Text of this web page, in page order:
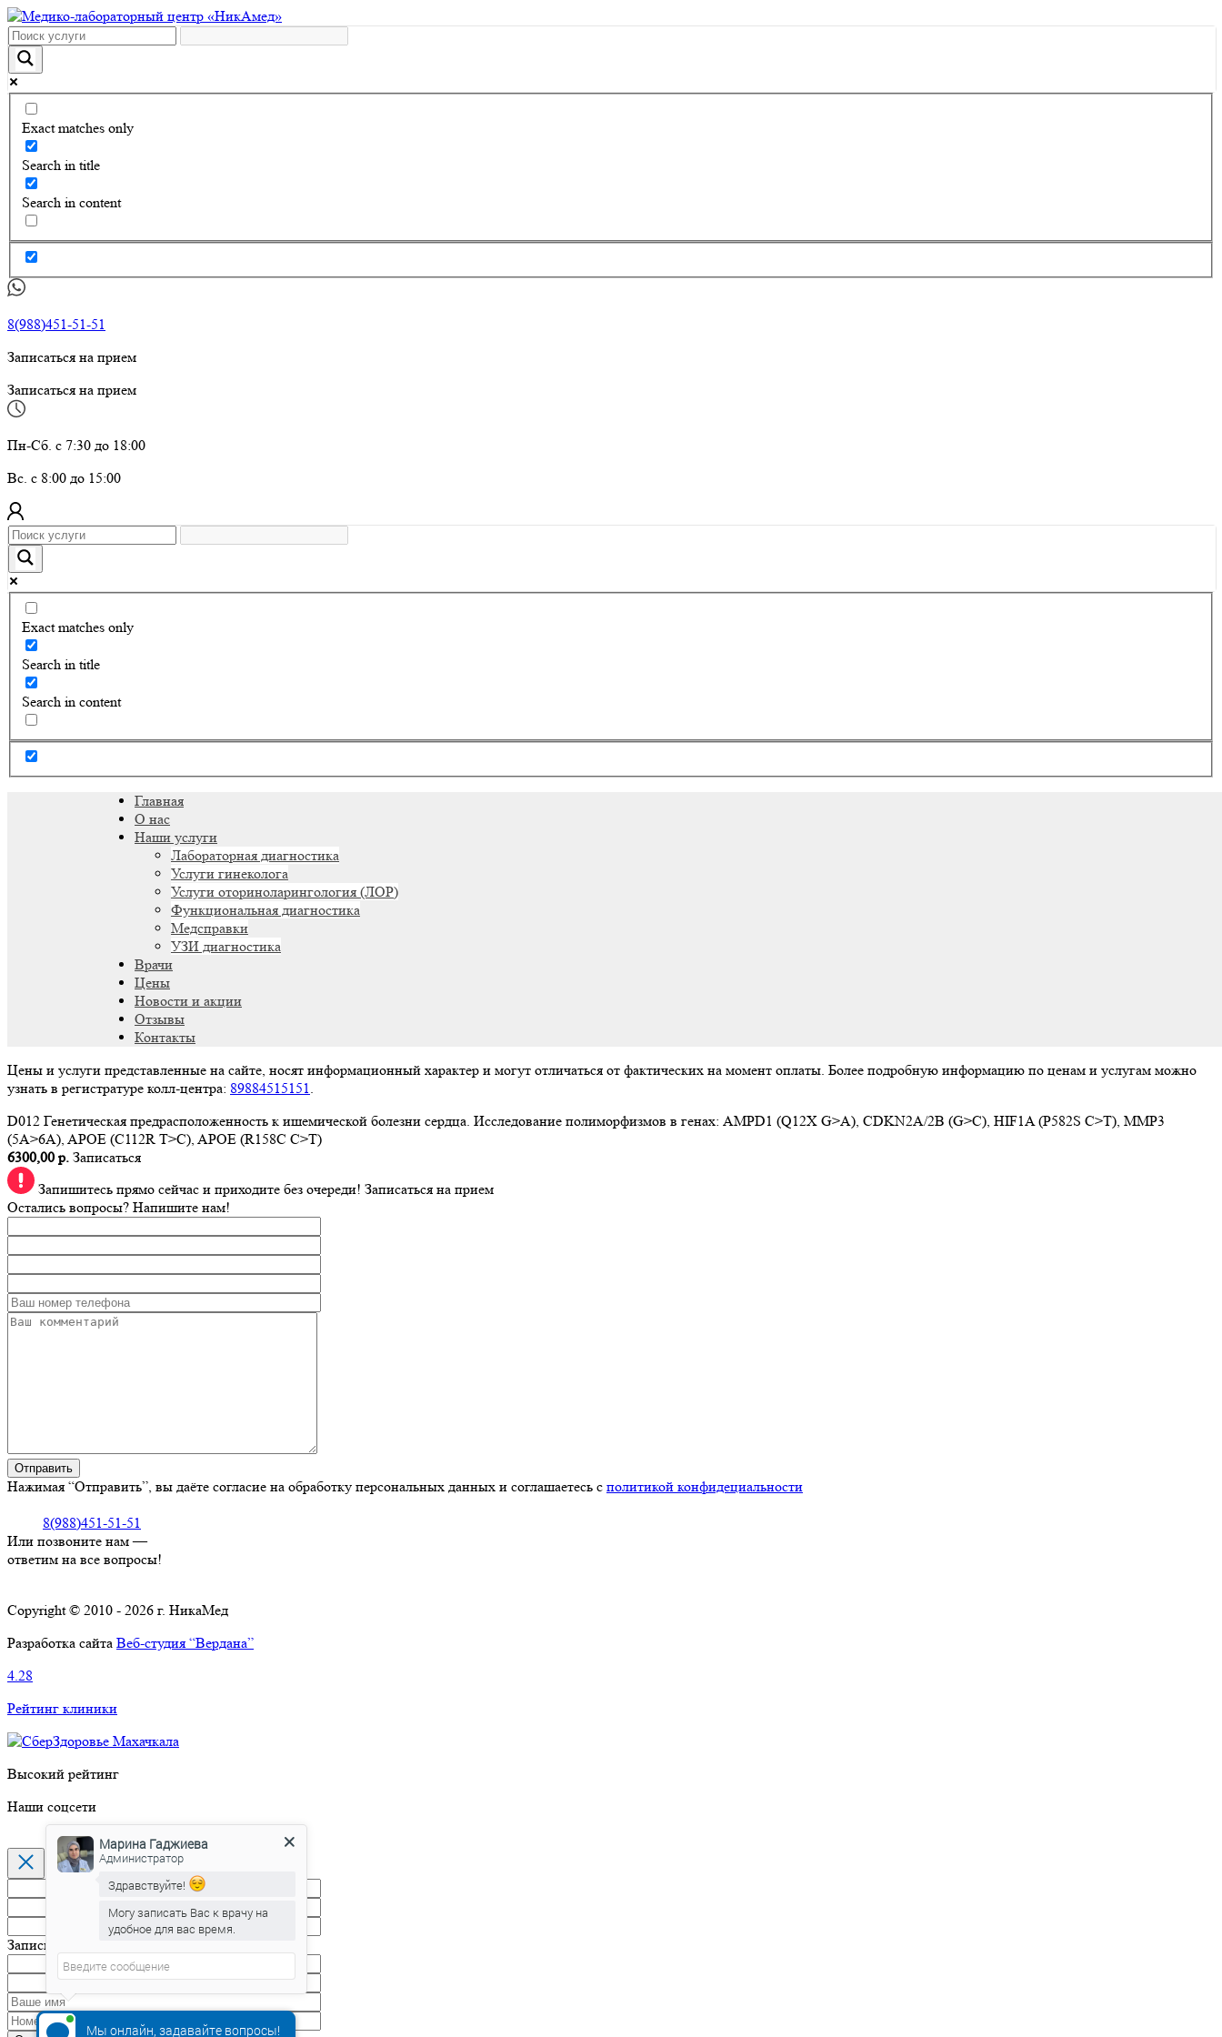
Exact matches only
Search in title
Search in content
8(988)451-51-51
Записаться на прием
Записаться на прием
Пн-Сб. с 7:30 до 18:00
Вс. с 8:00 до 15:00
Exact matches only
Search in title
Search in content
Главная
О нас
Наши услуги
Лабораторная диагностика
Услуги гинеколога
Услуги оториноларингология (ЛОР)
Функциональная диагностика
Медсправки
УЗИ диагностика
Врачи
Цены
Новости и акции
Отзывы
Контакты
Цены и услуги представленные на сайте, носят информационный характер и могут отличаться от фактических на момент оплаты. Более подробную информацию по ценам и услугам можно
узнать в регистратуре колл-центра: 89884515151.
D012 Генетическая предрасположенность к ишемической болезни сердца. Исследование полиморфизмов в генах: AMPD1 (Q12X G>A), CDKN2A/2B (G>C), HIF1A (P582S C>T), MMP3
(5А>6А), APOE (C112R T>C), APOE (R158C C>T)
6300,00 р. Записаться
Запишитесь прямо сейчас и приходите без очереди! Записаться на прием
Остались вопросы? Напишите нам!
Нажимая “Отправить”, вы даёте согласие на обработку персональных данных и соглашаетесь с политикой конфидециальности
8(988)451-51-51
Или позвоните нам —
ответим на все вопросы!
Copyright © 2010 - 2026 г. НикаМед
Разработка сайта Веб-студия “Вердана”
4.28
Рейтинг клиники
Высокий рейтинг
Наши соцсети
Запись на прием
Мы онлайн, задавайте вопросы!
Марина Гаджиева
Администратор
Здравствуйте!
Могу записать Вас к врачу на
удобное для вас время.
Марина Гаджиевапечатает...